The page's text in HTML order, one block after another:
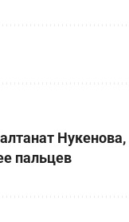
Нукенова,
пальцев